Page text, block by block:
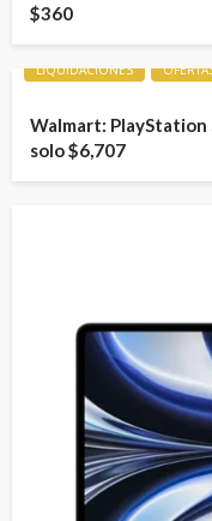
$360
LIQUIDACIONES
Walmart: PlayStation
solo $6,707